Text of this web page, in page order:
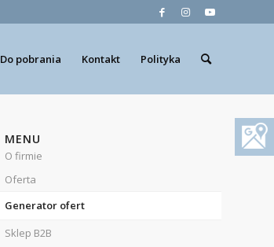
Do pobrania Kontakt Polityka
MENU
O firmie
Oferta
Generator ofert
Sklep B2B